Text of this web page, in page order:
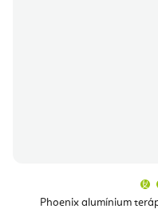
Phoenix alumínium